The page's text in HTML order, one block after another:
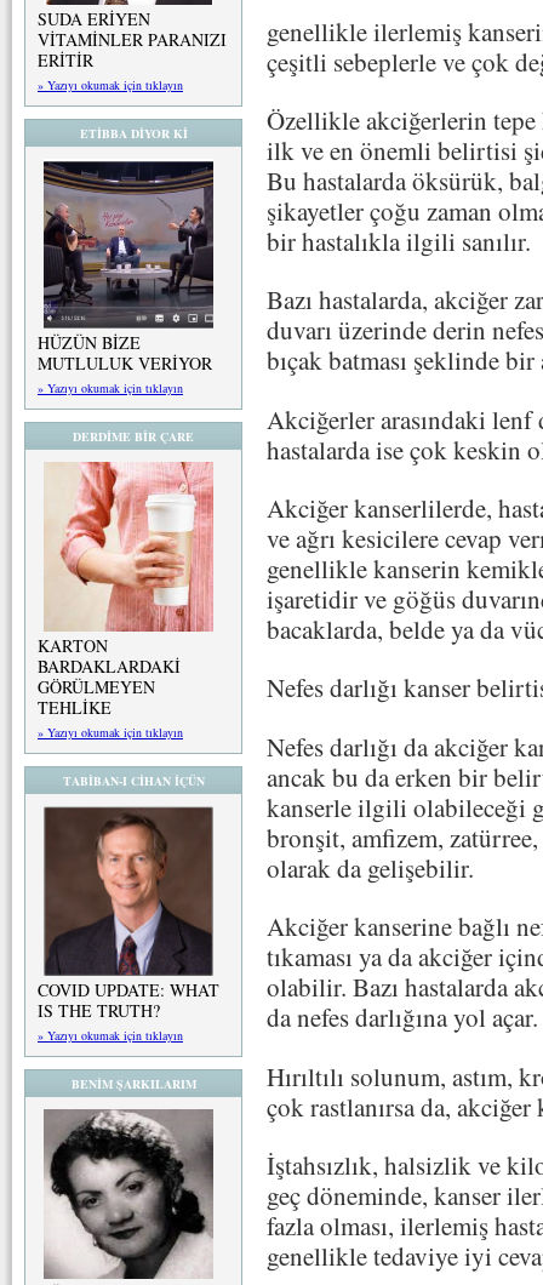
SUDA ERİYEN
VİTAMİNLER PARANIZI
ERİTİR
» Yazıyı okumak için tıklayın
ETİBBA DİYOR Kİ
HÜZÜN BİZE
MUTLULUK VERİYOR
» Yazıyı okumak için tıklayın
DERDİME BİR ÇARE
KARTON
BARDAKLARDAKİ
GÖRÜLMEYEN
TEHLİKE
» Yazıyı okumak için tıklayın
TABİBAN-I CİHAN İÇÜN
COVID UPDATE: WHAT
IS THE TRUTH?
» Yazıyı okumak için tıklayın
BENİM ŞARKILARIM
genellikle ilerlemiş
çeşitli sebeplerle ve çok
Özellikle akciğerlerin tepe
ilk ve en önemli belirtisi
Bu hastalarda öksürük,
şikayetler çoğu zaman
bir hastalıkla ilgili sanılır.
Bazı hastalarda, akciğer
duvarı üzerinde derin
bıçak batması şeklinde bir
Akciğerler arasındaki
hastalarda ise çok keskin
Akciğer kanserlilerde,
ve ağrı kesicilere cevap
genellikle kanserin
işaretidir ve göğüs
bacaklarda, belde ya da
Nefes darlığı kanser
Nefes darlığı da akciğer
ancak bu da erken bir
kanserle ilgili olabileceği
bronşit, amfizem,
olarak da gelişebilir.
Akciğer kanserine bağlı
tıkaması ya da akciğer
olabilir. Bazı hastalarda
da nefes darlığına yol açar.
Hırıltılı solunum, astım,
çok rastlanırsa da,
İştahsızlık, halsizlik ve
geç döneminde, kanser
fazla olması, ilerlemiş
genellikle tedaviye iyi